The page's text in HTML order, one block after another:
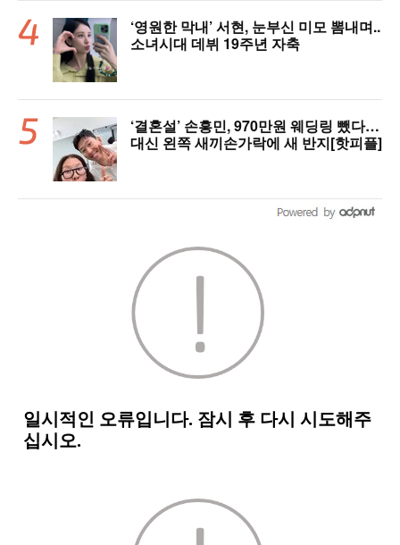
‘영원한 막내’ 서현, 눈부신 미모 뽐내며..
소녀시대 데뷔 19주년 자축
‘결혼설’ 손흥민, 970만원 웨딩링 뺐다…
대신 왼쪽 새끼손가락에 새 반지[핫피플]